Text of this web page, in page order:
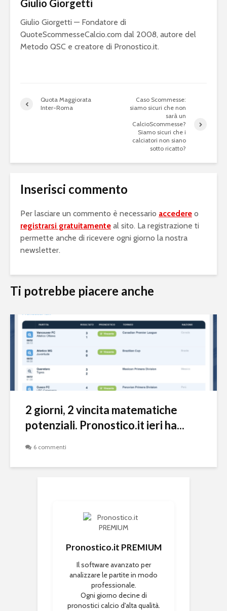
Giulio Giorgetti
Giulio Giorgetti — Fondatore di
QuoteScommesseCalcio.com dal 2008, autore del
Metodo QSC e creatore di Pronostico.it.
Quota Maggiorata
Inter-Roma
Caso Scommesse:
siamo sicuri che non
sarà un
CalcioScommesse?
Siamo sicuri che i
calciatori non siano
sotto ricatto?
Inserisci commento
Per lasciare un commento è necessario accedere o
registrarsi gratuitamente al sito. La registrazione ti
permette anche di ricevere ogni giorno la nostra
newsletter.
Ti potrebbe piacere anche
2 giorni, 2 vincita matematiche
potenziali. Pronostico.it ieri ha...
6 commenti
Pronostico.it PREMIUM
Il software avanzato per
analizzare le partite in modo
professionale.
Ogni giorno decine di
pronostici calcio d'alta qualità.